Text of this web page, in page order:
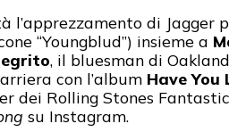
l’apprezzamento di Jagger
“Youngblud”) insieme a
, il bluesman di
con l’album Have You
dei Rolling Stones
su Instagram.